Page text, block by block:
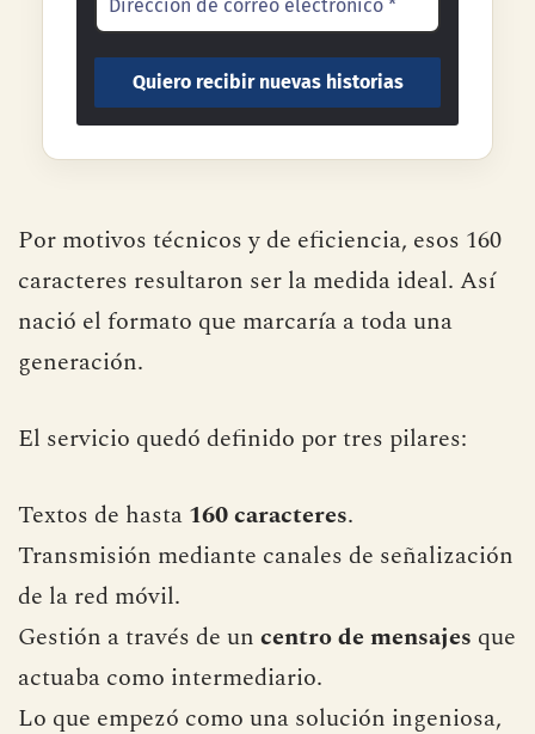
Por motivos técnicos y de eficiencia, esos 160
caracteres resultaron ser la medida ideal. Así
generación.
El servicio quedó definido por tres pilares:
Textos de hasta
Transmisión mediante canales de señalización
de la red móvil.
Gestión a través de uncentro de mensajesque